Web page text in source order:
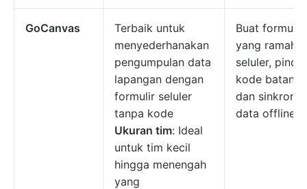
GoCanvas
Terbaik untuk
menyederhanakan
pengumpulan data
lapangan dengan
formulir seluler
tanpa kode
Ukuran tim: Ideal
untuk tim kecil
hingga menengah
yang
Buat formulir
yang ramah
seluler, pindai
kode batang,
dan
data offline.